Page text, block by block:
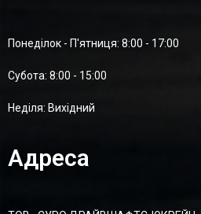
Понеділок - П'ятниця: 8:00 - 17:00
Суботa: 8:00 - 15:00
Неділя: Вихідний
Адреса